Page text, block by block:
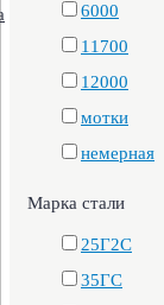
6000
11700
12000
мотки
немерная
Марка стали
25Г2С
35ГС